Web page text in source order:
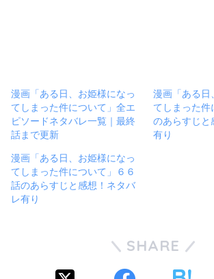
漫画「ある日、お姫様になっ
てしまった件について」全エ
ピソードネタバレ一覧｜最終
話まで更新
漫画「ある日
てしまった件
のあらすじと
有り
漫画「ある日、お姫様になっ
てしまった件について」６６
話のあらすじと感想！ネタバ
レ有り
SHARE